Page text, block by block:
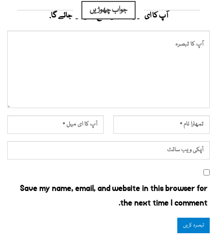
جواب چھوڑیں
آپ کا ای میل ایڈریس شائع نہیں کیا جائے گا.
Save my name, email, and website in this browser for
the next time I comment.